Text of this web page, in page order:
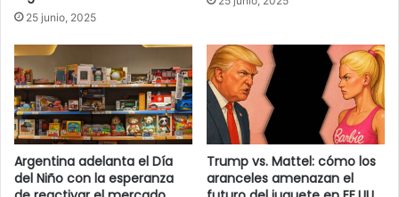
t
r
n
i
c
o
25 junio, 2025
Argentina adelanta el Día
del Niño con la esperanza
Trump vs. Mattel: cómo los
aranceles amenazan el